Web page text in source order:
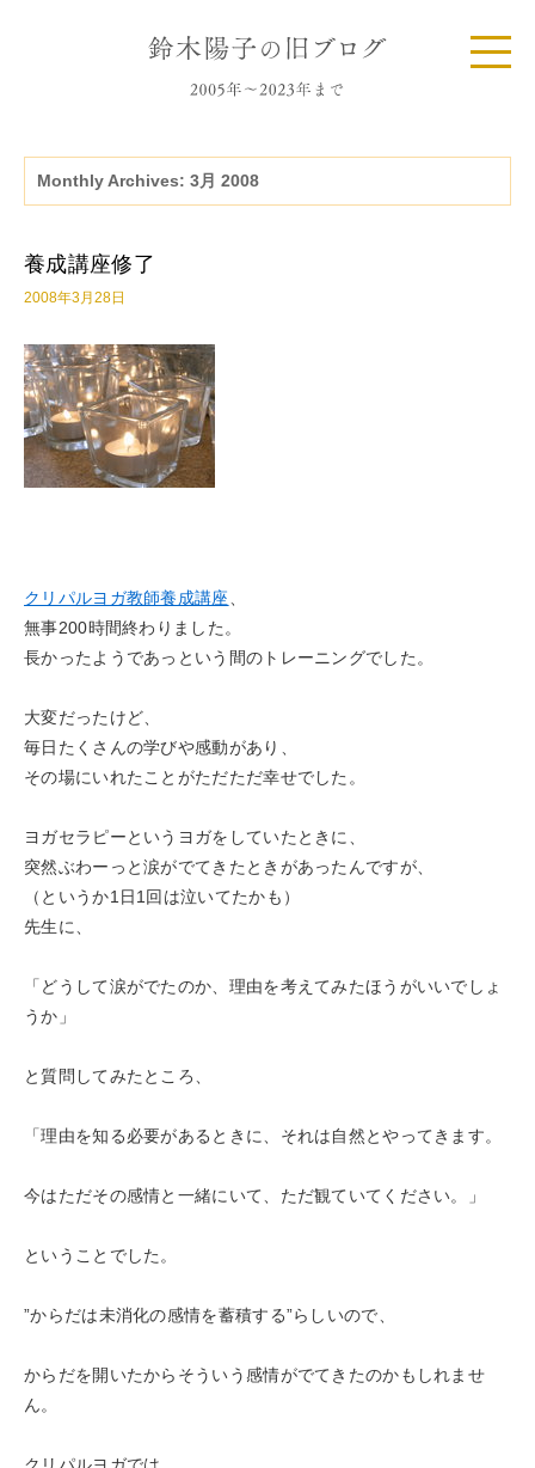
Monthly Archives: 3月 2008
養成講座修了
2008年3月28日
クリパルヨガ教師養成講座
無事200時間終わりました。
長かったようであっという間のトレーニングでした。
大変だったけど、
毎日たくさんの学びや感動があり、
その場にいれたことがただただ幸せでした。
ヨガセラピーというヨガをしていたときに、
突然ぶわーっと涙がでてきたときがあったんですが、
（というか1日1回は泣いてたかも）
先生に、
「どうして涙がでたのか、理由を考えてみたほうがいいでしょ
うか」
と質問してみたところ、
「理由を知る必要があるときに、それは自然とやってきます。
今はただその感情と一緒にいて、ただ観ていてください。」
ということでした。
”からだは未消化の感情を蓄積する”らしいので、
からだを開いたからそういう感情がでてきたのかもしれませ
ん。